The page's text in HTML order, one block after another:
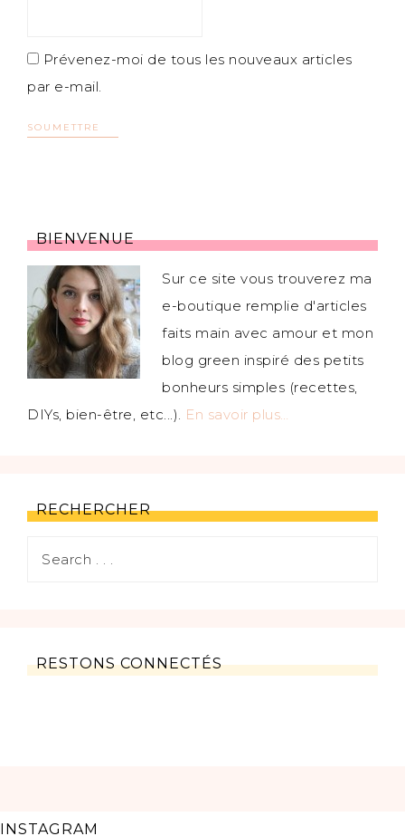
Prévenez-moi de tous les nouveaux articles
par e-mail.
BIENVENUE
Sur ce site vous trouverez ma
e-boutique remplie d'articles
faits main avec amour et mon
blog green inspiré des petits
bonheurs simples (recettes,
DIYs, bien-être, etc...).
En savoir plus…
RECHERCHER
RESTONS CONNECTÉS
INSTAGRAM